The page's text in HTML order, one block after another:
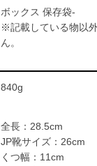
ボックス 保存袋-
※記載している物以
ん。
840g
全長：28.5cm
JP靴サイズ：26cm
くつ幅：11cm